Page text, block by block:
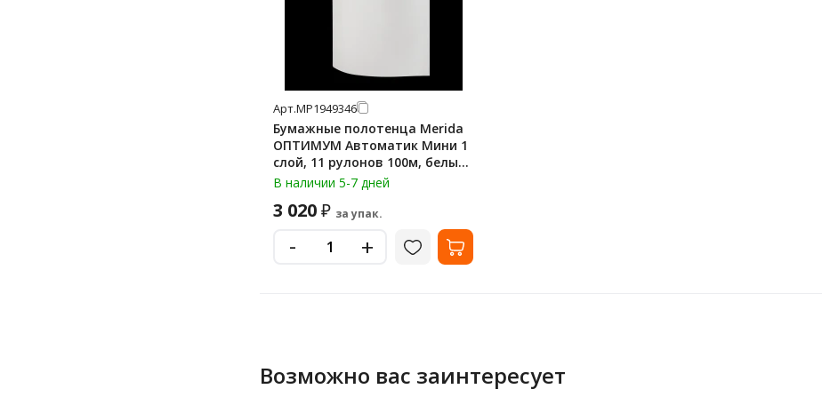
Арт.МР1949346
Бумажные полотенца Merida
ОПТИМУМ Автоматик Мини 1
слой, 11 рулонов 100м, белые,
BP4302
В наличии 5-7 дней
3 020₽ за упак.
- +
Возможно вас заинтересует